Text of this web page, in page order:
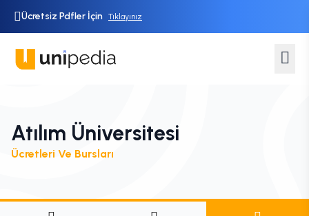
Ücretsiz Pdfler İçin Tıklayınız
Atılım Üniversitesi
Ücretleri Ve Bursları